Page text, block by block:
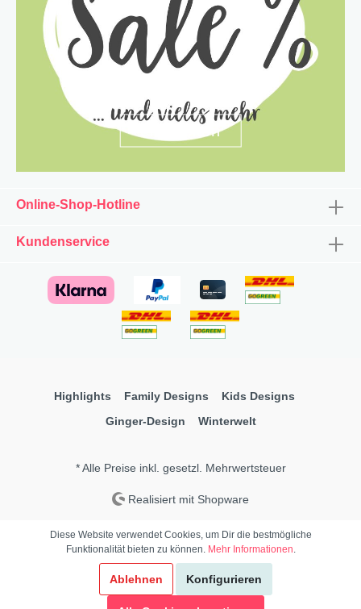
entdecken
Online-Shop-Hotline
Kundenservice
Highlights Family Designs
Kids Designs
Ginger-Design
Winterwelt
* Alle Preise inkl. gesetzl. Mehrwertsteuer
Realisiert mit Shopware
Diese Website verwendet Cookies, um Dir die bestmögliche
Funktionalität bieten zu können. Mehr Informationen.
Ablehnen Konfigurieren